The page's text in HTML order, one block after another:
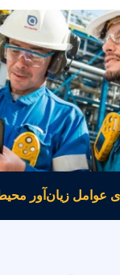
زیان‌آور محیط